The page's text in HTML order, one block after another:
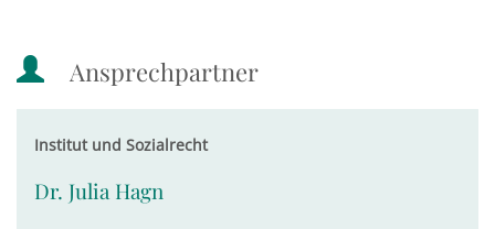
Ansprechpartner
Institut und Sozialrecht
Dr. Julia Hagn